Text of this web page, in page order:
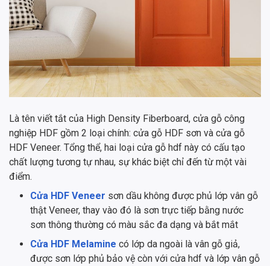
Là tên viết tắt của High Density Fiberboard, cửa gỗ công
nghiệp HDF gồm 2 loại chính: cửa gỗ HDF sơn và cửa gỗ
HDF Veneer. Tổng thể, hai loại cửa gỗ hdf này có cấu tạo
chất lượng tương tự nhau, sự khác biệt chỉ đến từ một vài
điểm.
Cửa HDF Veneer sơn dầu không được phủ lớp vân gỗ
thật Veneer, thay vào đó là sơn trực tiếp bằng nước
sơn thông thường có màu sắc đa dạng và bắt mắt
Cửa HDF Melamine có lớp da ngoài là vân gỗ giả,
được sơn lớp phủ bảo vệ còn với cửa hdf và lớp vân gỗ